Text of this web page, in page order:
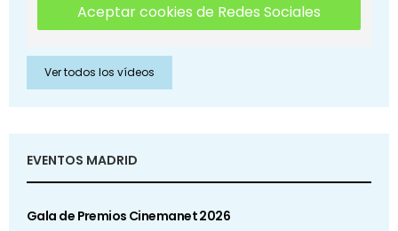
Aceptar cookies de Redes Sociales
Ver todos los vídeos
EVENTOS MADRID
Gala de Premios Cinemanet 2026